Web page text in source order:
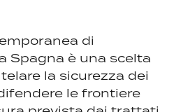
di
Spagna è una scelta
la sicurezza dei
le frontiere